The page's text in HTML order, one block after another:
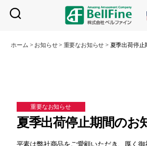
フ
ホーム > お知らせ> 重要なお知らせ > 夏季出荷停止
重要なお知らせ
夏季出荷停止期間のお
平素は弊社商品をご愛顧いただき、厚く御